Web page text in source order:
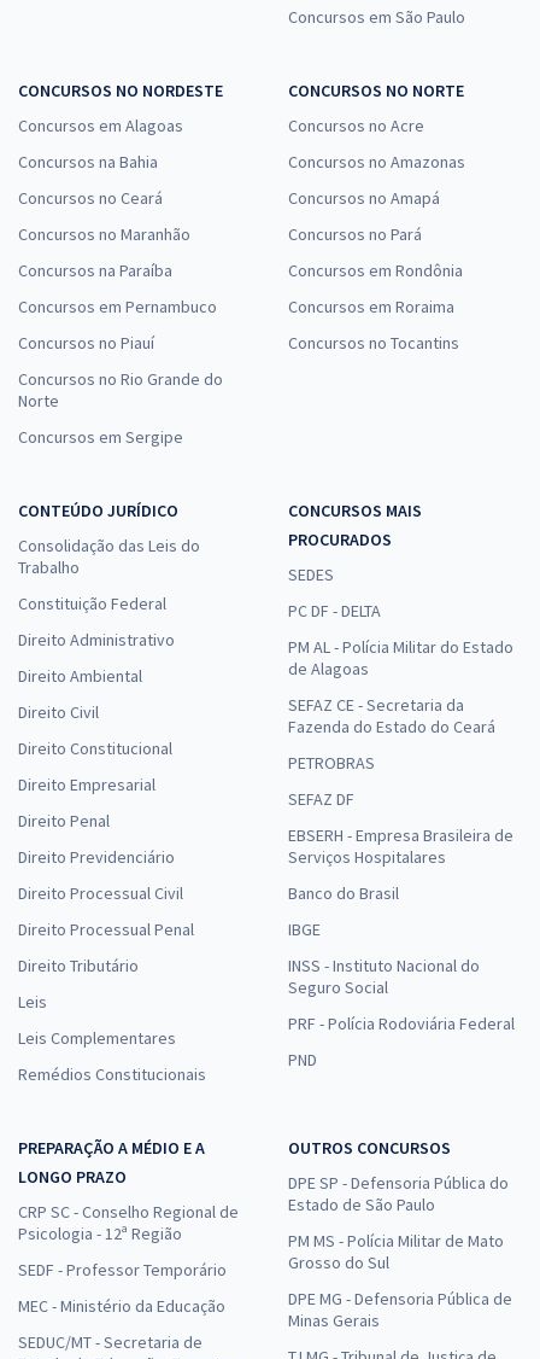
Concursos em São Paulo
CONCURSOS NO NORDESTE
Concursos em Alagoas
Concursos na Bahia
Concursos no Ceará
Concursos no Maranhão
Concursos na Paraíba
Concursos em Pernambuco
Concursos no Piauí
Concursos no Rio Grande do
Norte
Concursos em Sergipe
CONCURSOS NO NORTE
Concursos no Acre
Concursos no Amazonas
Concursos no Amapá
Concursos no Pará
Concursos em Rondônia
Concursos em Roraima
Concursos no Tocantins
CONTEÚDO JURÍDICO
Consolidação das Leis do
Trabalho
Constituição Federal
Direito Administrativo
Direito Ambiental
Direito Civil
Direito Constitucional
Direito Empresarial
Direito Penal
Direito Previdenciário
Direito Processual Civil
Direito Processual Penal
Direito Tributário
Leis
Leis Complementares
Remédios Constitucionais
CONCURSOS MAIS
PROCURADOS
SEDES
PC DF - DELTA
PM AL - Polícia Militar do Estado
de Alagoas
SEFAZ CE - Secretaria da
Fazenda do Estado do Ceará
PETROBRAS
SEFAZ DF
EBSERH - Empresa Brasileira de
Serviços Hospitalares
Banco do Brasil
IBGE
INSS - Instituto Nacional do
Seguro Social
PRF - Polícia Rodoviária Federal
PND
PREPARAÇÃO A MÉDIO E A
LONGO PRAZO
CRP SC - Conselho Regional de
Psicologia - 12ª Região
SEDF - Professor Temporário
MEC - Ministério da Educação
SEDUC/MT - Secretaria de
OUTROS CONCURSOS
DPE SP - Defensoria Pública do
Estado de São Paulo
PM MS - Polícia Militar de Mato
Grosso do Sul
DPE MG - Defensoria Pública de
Minas Gerais